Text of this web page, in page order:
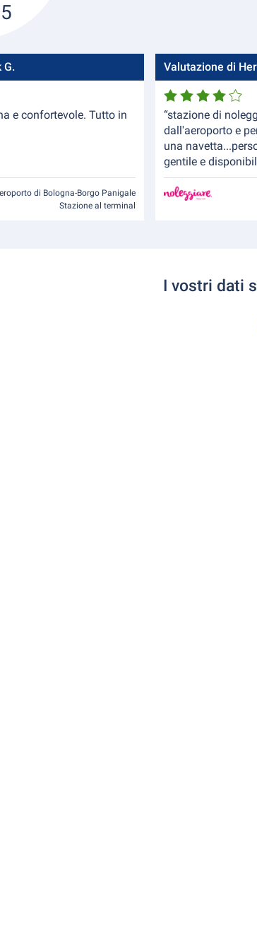
G.
e confortevole. Tutto in
di Bologna-Borgo Panigale
Stazione al terminal
Valutazione di
“stazione di
dall'aeroporto e
una
gentile e
I vostri dati